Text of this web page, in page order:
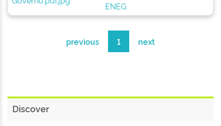
ENEG
previous 1 next
Discover